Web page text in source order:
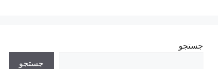
جستجو
جستجو